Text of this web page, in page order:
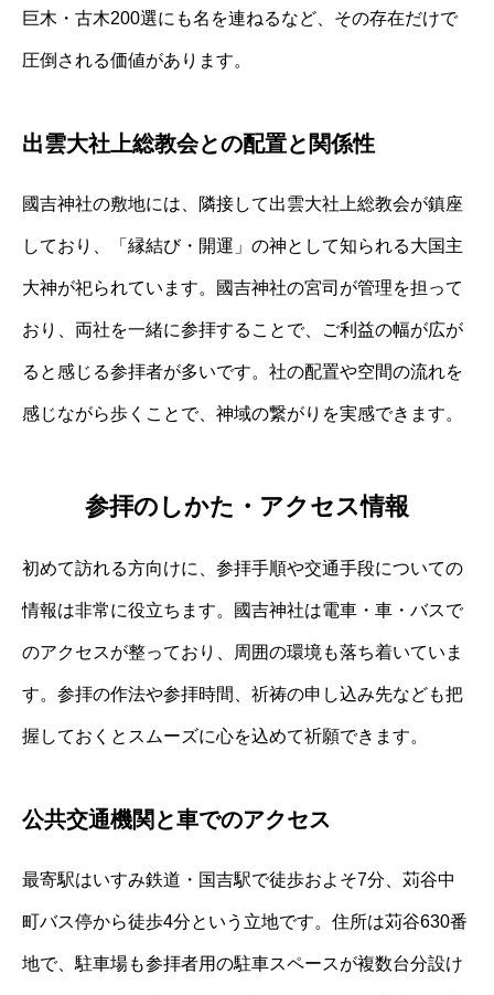
巨木・古木200選にも名を連ねるなど、その存在だけで
圧倒される価値があります。
出雲大社上総教会との配置と関係性
國吉神社の敷地には、隣接して出雲大社上総教会が鎮座
しており、「縁結び・開運」の神として知られる大国主
大神が祀られています。國吉神社の宮司が管理を担って
おり、両社を一緒に参拝することで、ご利益の幅が広が
ると感じる参拝者が多いです。社の配置や空間の流れを
感じながら歩くことで、神域の繋がりを実感できます。
参拝のしかた・アクセス情報
初めて訪れる方向けに、参拝手順や交通手段についての
情報は非常に役立ちます。國吉神社は電車・車・バスで
のアクセスが整っており、周囲の環境も落ち着いていま
す。参拝の作法や参拝時間、祈祷の申し込み先なども把
握しておくとスムーズに心を込めて祈願できます。
公共交通機関と車でのアクセス
最寄駅はいすみ鉄道・国吉駅で徒歩およそ7分、苅谷中
町バス停から徒歩4分という立地です。住所は苅谷630番
地で、駐車場も参拝者用の駐車スペースが複数台分設け